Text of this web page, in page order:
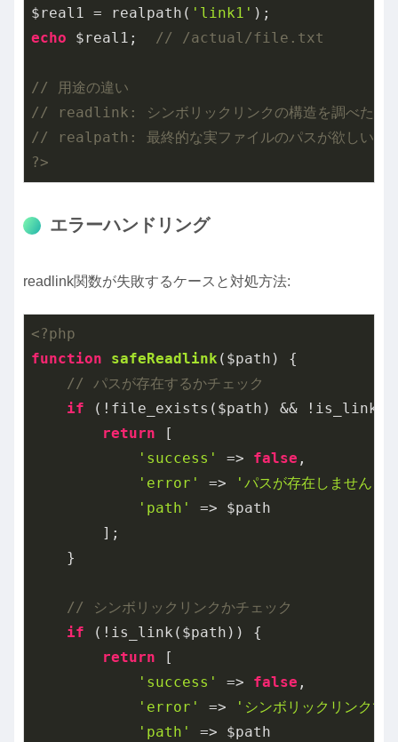
$real1 = realpath( 'link1'
echo $real1; // /actual/file.txt
// 用途の違い
// readlink: シンボリックリンクの構造を調べたい
// realpath: 最終的な実ファイルのパスが欲しい時
?>
エラーハンドリング
readlink関数が失敗するケースと対処方法:
<?php
function
safeReadlink ($path)
{
// パスが存在するかチェック
if (!file_exists($path) &&
return [
'success'
=> false ,
'error'
=> 'パスが存在しません'
'path'
=> $path
        ];
    }
// シンボリックリンクかチェック
if (!is_link($path)) {
return [
'success'
=> false ,
'error'
=>
'シンボリックリンクで
'path'
=> $path